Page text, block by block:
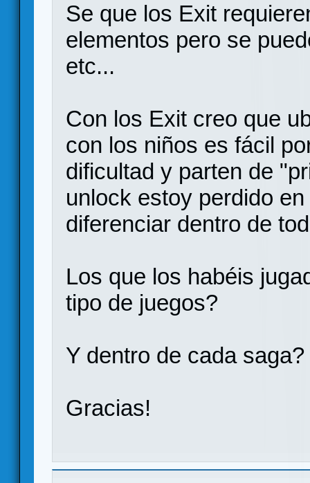
Se que los Exit
elementos pero se
etc...
Con los Exit creo que
con los niños es fácil
dificultad y parten de
unlock estoy perdido
diferenciar dentro de
Los que los habéis
tipo de juegos?
Y dentro de cada saga?
Gracias!